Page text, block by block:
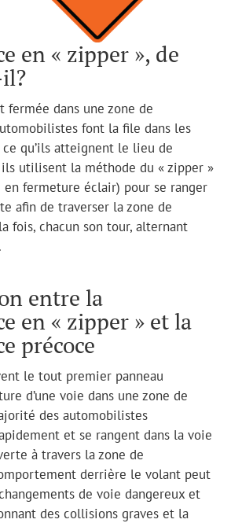
en « zipper », de
fermée dans une zone de
font la file dans les
ce qu’ils atteignent le lieu de
utilisent la méthode du « zipper »
en fermeture éclair) pour se ranger
afin de traverser la zone de
fois, chacun son tour, alternant
entre la
en « zipper » et la
précoce
le tout premier panneau
d’une voie dans une zone de
des automobilistes
et se rangent dans la voie
à travers la zone de
derrière le volant peut
de voie dangereux et
des collisions graves et la